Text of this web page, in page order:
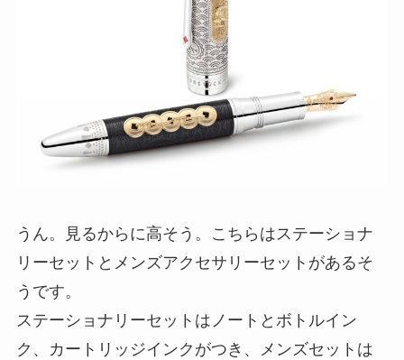
うん。見るからに高そう。こちらはステーショナ
リーセットとメンズアクセサリーセットがあるそ
うです。
ステーショナリーセットはノートとボトルイン
ク、カートリッジインクがつき、メンズセットは